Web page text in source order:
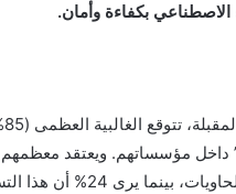
الاصطناعي بكفاءة وأمان.
هذا التسارع يحدث بدرجة كبيرة.